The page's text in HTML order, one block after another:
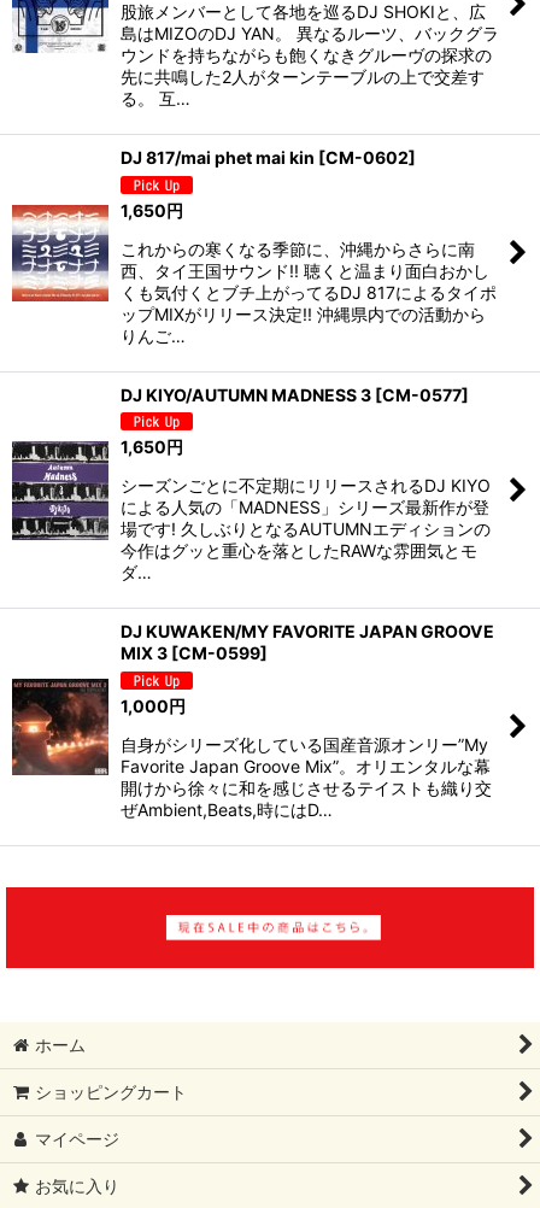
股旅メンバーとして各地を巡るDJ SHOKIと、広
島はMIZOのDJ YAN。 異なるルーツ、バックグラ
ウンドを持ちながらも飽くなきグルーヴの探求の
先に共鳴した2人がターンテーブルの上で交差す
る。 互…
DJ 817/mai phet mai kin [CM-0602]
1,650円
これからの寒くなる季節に、沖縄からさらに南
西、タイ王国サウンド!! 聴くと温まり面白おかし
くも気付くとブチ上がってるDJ 817によるタイポ
ップMIXがリリース決定!! 沖縄県内での活動から
りんご…
DJ KIYO/AUTUMN MADNESS 3 [CM-0577]
1,650円
シーズンごとに不定期にリリースされるDJ KIYO
による人気の「MADNESS」シリーズ最新作が登
場です! 久しぶりとなるAUTUMNエディションの
今作はグッと重心を落としたRAWな雰囲気とモ
ダ…
DJ KUWAKEN/MY FAVORITE JAPAN GROOVE
MIX 3 [CM-0599]
1,000円
自身がシリーズ化している国産音源オンリー”My
Favorite Japan Groove Mix”。オリエンタルな幕
開けから徐々に和を感じさせるテイストも織り交
ぜAmbient,Beats,時にはD…
ホーム
ショッピングカート
マイページ
お気に入り